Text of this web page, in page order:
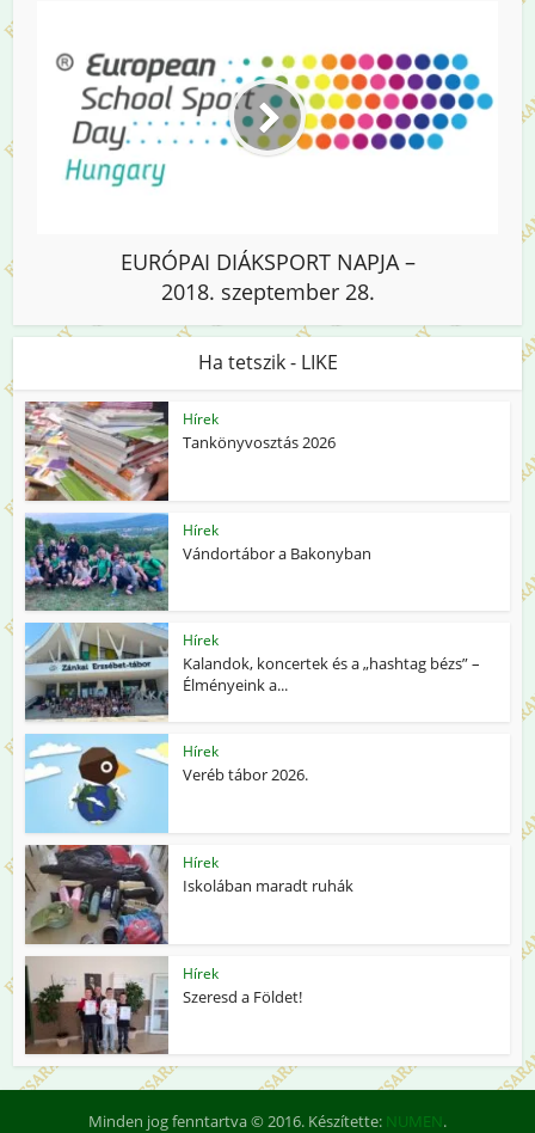
EURÓPAI DIÁKSPORT NAPJA –
2018. szeptember 28.
Ha tetszik - LIKE
Hírek
Tankönyvosztás 2026
Hírek
Vándortábor a Bakonyban
Hírek
Kalandok, koncertek és a „hashtag bézs” –
Élményeink a...
Hírek
Veréb tábor 2026.
Hírek
Iskolában maradt ruhák
Hírek
Szeresd a Földet!
Minden jog fenntartva © 2016. Készítette: NUMEN.